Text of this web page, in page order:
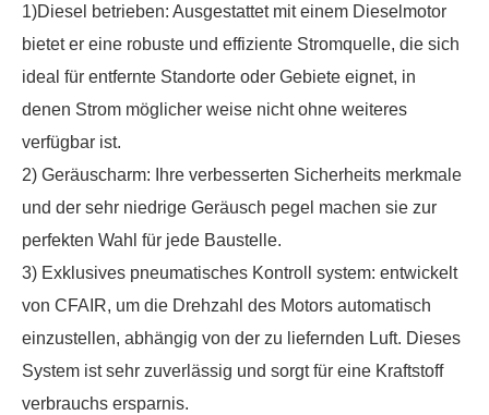
1)Diesel betrieben: Ausgestattet mit einem Dieselmotor
bietet er eine robuste und effiziente Stromquelle, die sich
ideal für entfernte Standorte oder Gebiete eignet, in
denen Strom möglicher weise nicht ohne weiteres
verfügbar ist.
2) Geräuscharm: Ihre verbesserten Sicherheits merkmale
und der sehr niedrige Geräusch pegel machen sie zur
perfekten Wahl für jede Baustelle.
3) Exklusives pneumatisches Kontroll system: entwickelt
von CFAIR, um die Drehzahl des Motors automatisch
einzustellen, abhängig von der zu liefernden Luft. Dieses
System ist sehr zuverlässig und sorgt für eine Kraftstoff
verbrauchs ersparnis.